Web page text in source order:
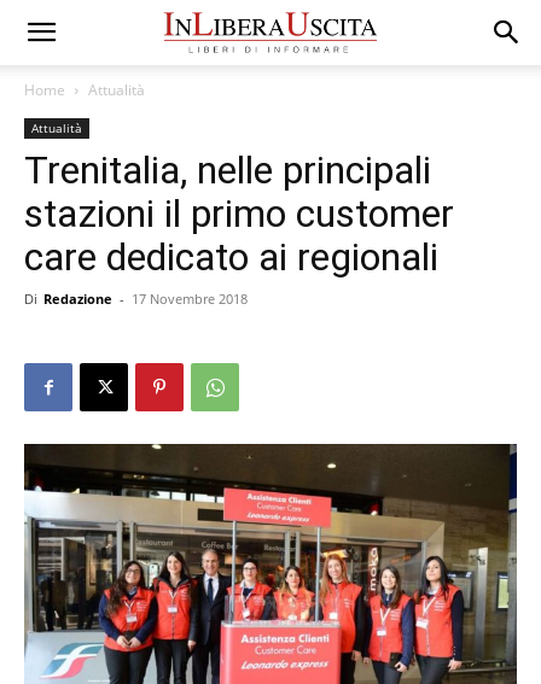
Home Attualità
Attualità
Trenitalia, nelle principali
stazioni il primo customer
care dedicato ai regionali
Di Redazione - 17 Novembre 2018